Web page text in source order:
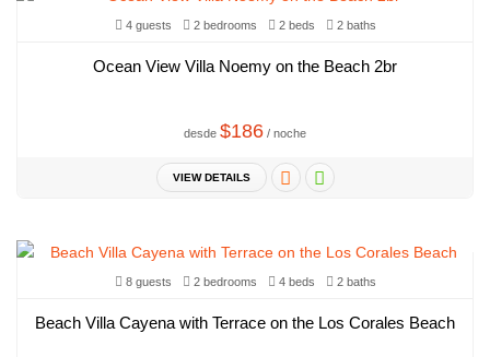
4 guests 2 bedrooms 2 beds 2 baths
Ocean View Villa Noemy on the Beach 2br
desde $186 / noche
VIEW DETAILS
8 guests 2 bedrooms 4 beds 2 baths
Beach Villa Cayena with Terrace on the Los Corales Beach